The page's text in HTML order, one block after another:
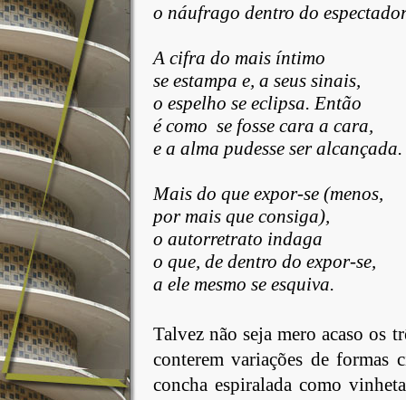
o náufrago dentro do
A cifra do mais íntimo
se estampa e, a seus sinais,
o espelho se eclipsa. Então
é como se fosse cara a cara,
e a alma pudesse ser alcançada.
Maisdo que expor-se (menos,
pormais que consiga),
o autorretrato indaga
o que, de dentro do expor-se,
a ele mesmo se esquiva.
Talveznão seja mero acaso os
conterem variações de formas
concha espiralada como